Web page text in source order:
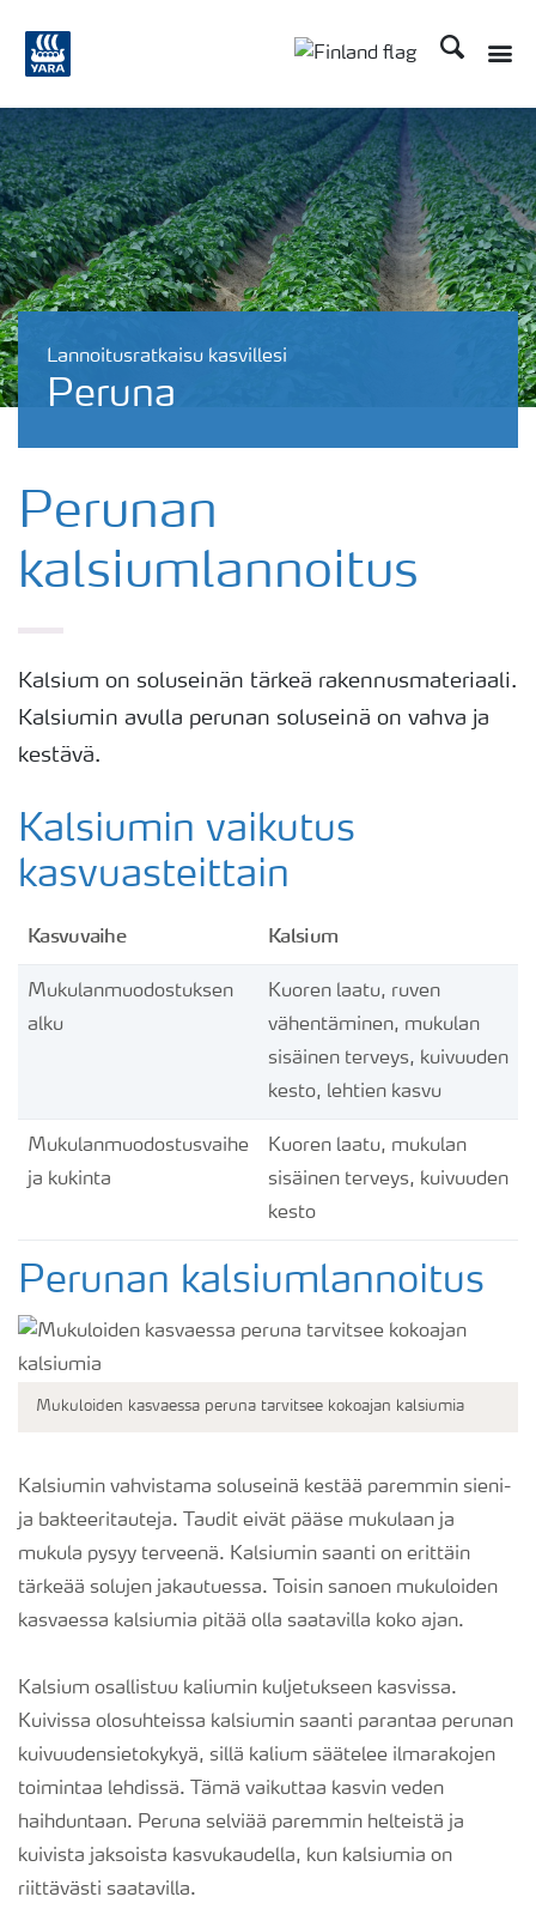
Etsi
Lannoitusratkaisu kasvillesi
Peruna
Perunan
kalsiumlannoitus
Kalsium on soluseinän tärkeä rakennusmateriaali.
Kalsiumin avulla perunan soluseinä on vahva ja
kestävä.
Kalsiumin vaikutus
kasvuasteittain
Kasvuvaihe Kalsium
Mukulanmuodostuksen
alku
Kuoren laatu, ruven
vähentäminen, mukulan
sisäinen terveys, kuivuuden
kesto, lehtien kasvu
Mukulanmuodostusvaihe
ja kukinta
Kuoren laatu, mukulan
sisäinen terveys, kuivuuden
kesto
Perunan kalsiumlannoitus
Mukuloiden kasvaessa peruna tarvitsee kokoajan kalsiumia
Kalsiumin vahvistama soluseinä kestää paremmin sieni-
ja bakteeritauteja. Taudit eivät pääse mukulaan ja
mukula pysyy terveenä. Kalsiumin saanti on erittäin
tärkeää solujen jakautuessa. Toisin sanoen mukuloiden
kasvaessa kalsiumia pitää olla saatavilla koko ajan.
Kalsium osallistuu kaliumin kuljetukseen kasvissa.
Kuivissa olosuhteissa kalsiumin saanti parantaa perunan
kuivuudensietokykyä, sillä kalium säätelee ilmarakojen
toimintaa lehdissä. Tämä vaikuttaa kasvin veden
haihduntaan. Peruna selviää paremmin helteistä ja
kuivista jaksoista kasvukaudella, kun kalsiumia on
riittävästi saatavilla.